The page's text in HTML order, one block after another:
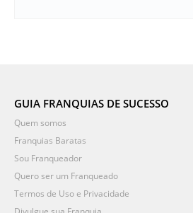
GUIA FRANQUIAS DE SUCESSO
Quem somos
Franquias Baratas
Sou Franqueador
Quero ser um Franqueado
Termos de Uso e Privacidade